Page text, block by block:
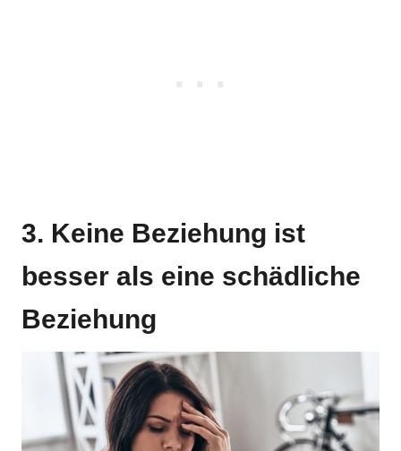
3. Keine Beziehung ist
besser als eine schädliche
Beziehung